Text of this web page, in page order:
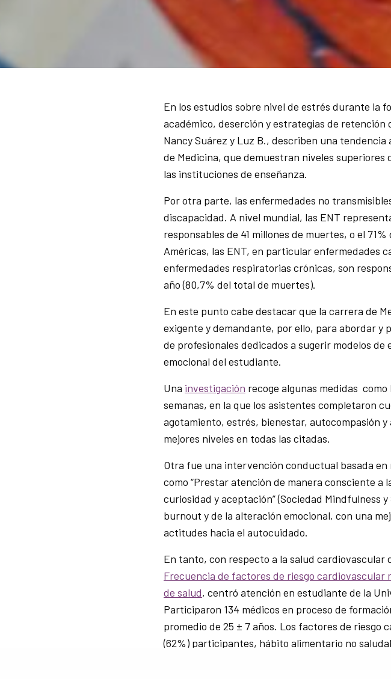
En los estudios sobre nivel de estrés durante la
académico, deserción y estrategias de
Nancy Suárez y Luz B., describen una
de Medicina, que demuestran niveles
las instituciones de enseñanza.
Por otra parte, las enfermedades no
discapacidad. A nivel mundial, las ENT
responsables de 41 millones de muertes, o el
Américas, las ENT, en particular enfermedades
enfermedades respiratorias crónicas, son
año (80,7% del total de muertes).
En este punto cabe destacar que la carrera de
exigente y demandante, por ello, para abordar
de profesionales dedicados a sugerir modelos
emocional del estudiante.
Una investigación recoge algunas medidas
semanas, en la que los asistentes completaron
agotamiento, estrés, bienestar, autocompasión
mejores niveles en todas las citadas.
Otra fue una intervención conductual basada
como “Prestar atención de manera consciente
curiosidad y aceptación” (Sociedad Mindfulness
burnout y de la alteración emocional, con una
actitudes hacia el autocuidado.
En tanto, con respecto a la salud
Frecuencia de factores de riesgo
de salud, centró atención en estudiante de la
Participaron 134 médicos en proceso de
promedio de 25 ± 7 años. Los factores de
(62%) participantes, hábito alimentario no